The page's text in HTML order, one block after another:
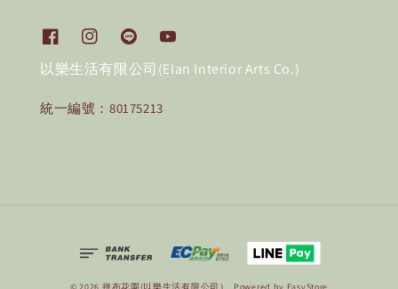
以樂生活有限公司(Elan Interior Arts Co.)
統一編號：80175213
© 2026 拼布花園(以樂生活有限公司）. Powered by EasyStore